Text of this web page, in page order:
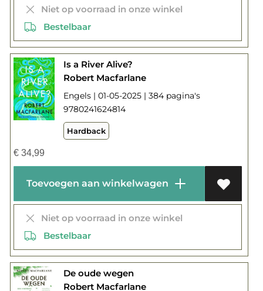
Niet op voorraad in onze winkel
Bestelbaar
Is a River Alive?
Robert Macfarlane
Engels | 01-05-2025 | 384 pagina's
9780241624814
Hardback
€34,99
Toevoegen aan winkelwagen
Niet op voorraad in onze winkel
Bestelbaar
De oude wegen
Robert Macfarlane